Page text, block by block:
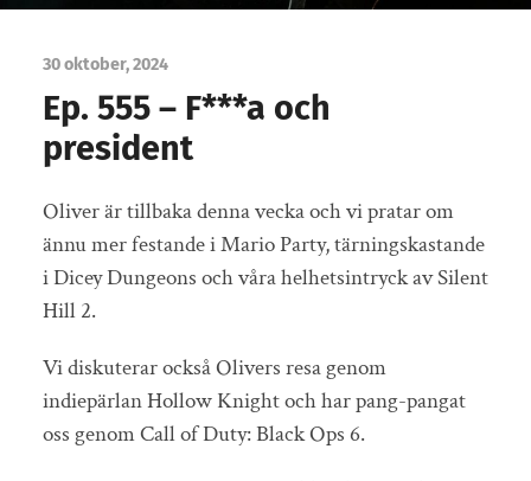
30 oktober, 2024
Ep. 555 – F***a och
president
Oliver är tillbaka denna vecka och vi pratar om
ännu mer festande i Mario Party, tärningskastande
i Dicey Dungeons och våra helhetsintryck av Silent
Hill 2.
Vi diskuterar också Olivers resa genom
indiepärlan Hollow Knight och har pang-pangat
oss genom Call of Duty: Black Ops 6.